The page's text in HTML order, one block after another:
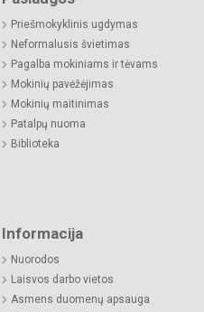
Priešmokyklinis ugdymas
Neformalusis švietimas
Pagalba mokiniams ir tėvams
Mokinių pavėžėjimas
Mokinių maitinimas
Patalpų nuoma
Biblioteka
Informacija
Nuorodos
Laisvos darbo vietos
Asmens duomenų apsauga